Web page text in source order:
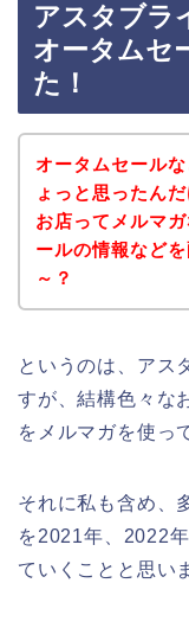
アスタブラ
オータムセ
た！
オータムセール
ょっと思ったん
お店ってメルマ
ールの情報など
～？
というのは、アス
すが、結構色々な
をメルマガを使っ
それに私も含め、
を2021年、2022
ていくことと思い